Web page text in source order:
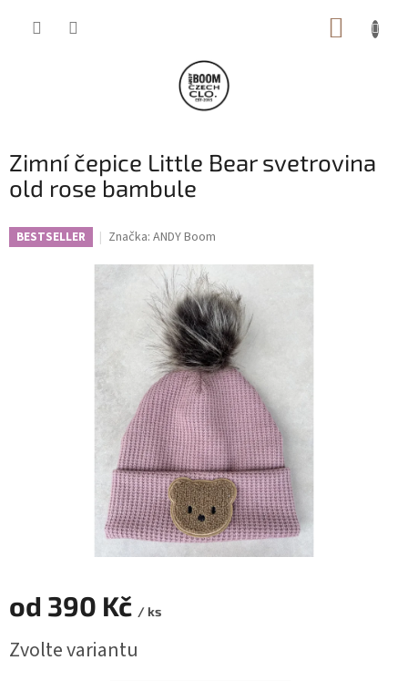
Zimní čepice Little Bear svetrovina
old rose bambule
BESTSELLER Značka: ANDY Boom
od 390 Kč / ks
cena:
Zvolte variantu